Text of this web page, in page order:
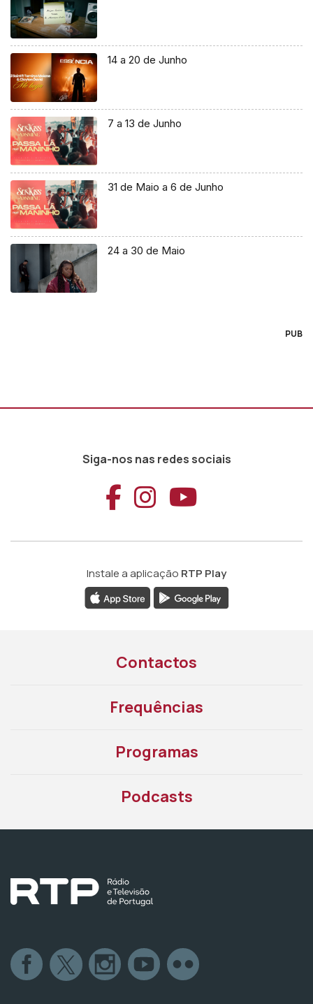
14 a 20 de Junho
7 a 13 de Junho
31 de Maio a 6 de Junho
24 a 30 de Maio
PUB
Siga-nos nas redes sociais
Aceder ao
Aceder ao
Aceder
Instale a aplicação RTP Play
Contactos
Frequências
Programas
Podcasts